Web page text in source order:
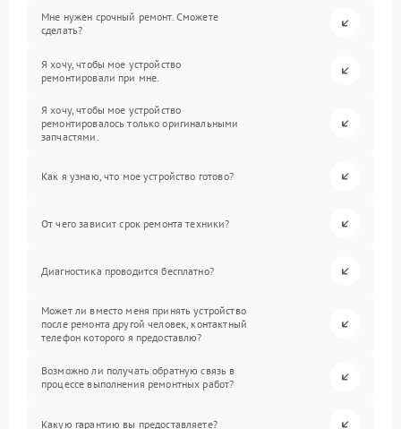
Мне нужен срочный ремонт. Сможете
сделать?
Я хочу, чтобы мое устройство
ремонтировали при мне.
Я хочу, чтобы мое устройство
ремонтировалось только оригинальными
запчастями.
Как я узнаю, что мое устройство готово?
От чего зависит срок ремонта техники?
Диагностика проводится бесплатно?
Может ли вместо меня принять устройство
после ремонта другой человек, контактный
телефон которого я предоставлю?
Возможно ли получать обратную связь в
процессе выполнения ремонтных работ?
Какую гарантию вы предоставляете?